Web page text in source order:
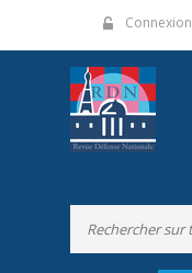
Connexion